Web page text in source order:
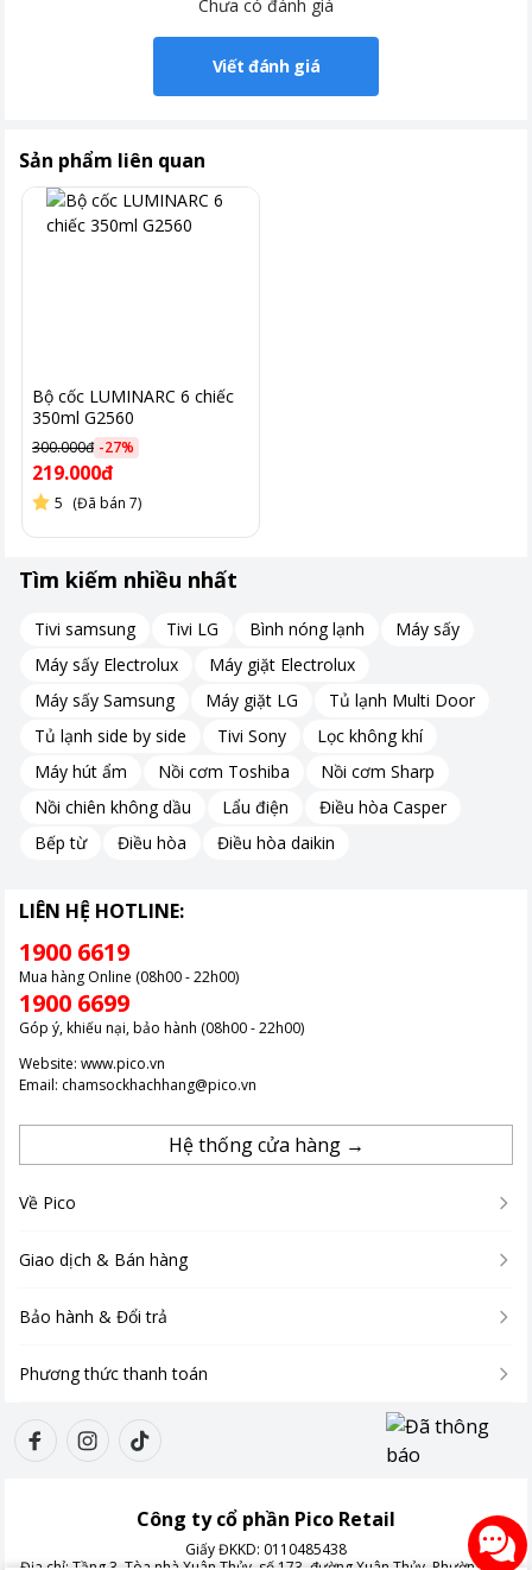
Chưa có đánh giá
Viết đánh giá
Sản phẩm liên quan
Bộ cốc LUMINARC 6 chiếc
350ml G2560
300.000đ -27%
219.000đ
5 (Đã bán 7)
Tìm kiếm nhiều nhất
Tivi samsung Tivi LG Bình nóng lạnh
Máy sấy
Máy sấy Electrolux
Máy giặt Electrolux
Máy sấy Samsung
Máy giặt LG
Tủ lạnh Multi Door
Tủ lạnh side by side
Tivi Sony
Lọc không khí
Máy hút ẩm
Nồi cơm Toshiba
Nồi cơm Sharp
Nồi chiên không dầu
Lẩu điện
Điều hòa Casper
Bếp từ
Điều hòa Điều hòa daikin
LIÊN HỆ HOTLINE:
1900 6619
Mua hàng Online (08h00 - 22h00)
1900 6699
Góp ý, khiếu nại, bảo hành (08h00 - 22h00)
Website: www.pico.vn
Email: chamsockhachhang@pico.vn
Hệ thống cửa hàng →
Về Pico
Giao dịch & Bán hàng
Bảo hành & Đổi trả
Phương thức thanh toán
Công ty cổ phần Pico Retail
Giấy ĐKKD: 0110485438